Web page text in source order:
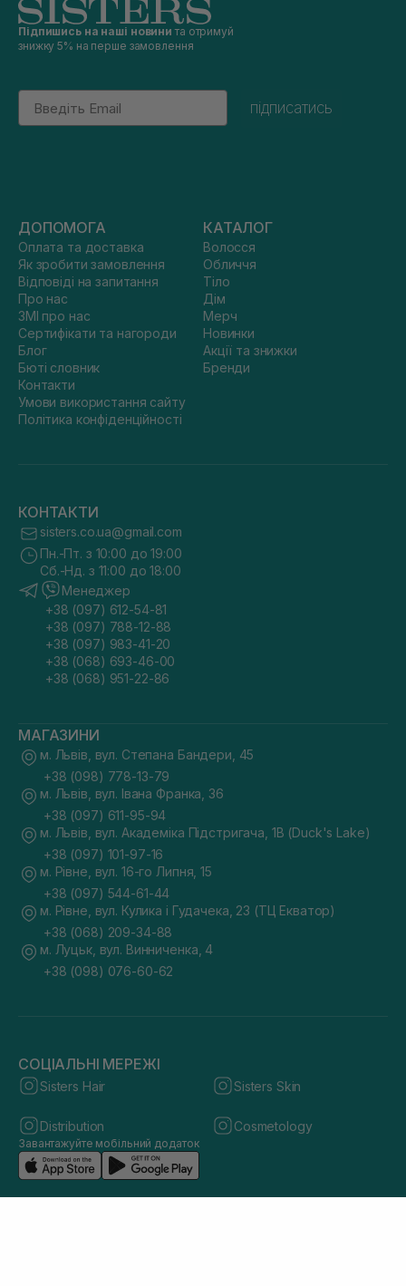
Підпишись на наші новини та отримуй
знижку 5% на перше замовлення
Email
підписатись
ДОПОМОГА
Оплата та доставка
Як зробити замовлення
Відповіді на запитання
Про нас
ЗМІ про нас
Сертифікати та нагороди
Блог
Бюті словник
Контакти
Умови використання сайту
Політика конфіденційності
КАТАЛОГ
Волосся
Обличчя
Тіло
Дім
Мерч
Новинки
Акції та знижки
Бренди
КОНТАКТИ
sisters.co.ua@gmail.com
Пн.-Пт. з 10:00 до 19:00
Сб.-Нд. з 11:00 до 18:00
Менеджер
+38 (097) 612-54-81
+38 (097) 788-12-88
+38 (097) 983-41-20
+38 (068) 693-46-00
+38 (068) 951-22-86
МАГАЗИНИ
м. Львів, вул. Степана Бандери, 45
+38 (098) 778-13-79
м. Львів, вул. Івана Франка, 36
+38 (097) 611-95-94
м. Львів, вул. Академіка Підстригача, 1В (Duck's Lake)
+38 (097) 101-97-16
м. Рівне, вул. 16-го Липня, 15
+38 (097) 544-61-44
м. Рівне, вул. Кулика і Гудачека, 23 (ТЦ Екватор)
+38 (068) 209-34-88
м. Луцьк, вул. Винниченка, 4
+38 (098) 076-60-62
СОЦІАЛЬНІ МЕРЕЖІ
Sisters Hair Sisters Skin
Distribution Cosmetology
Завантажуйте мобільний додаток